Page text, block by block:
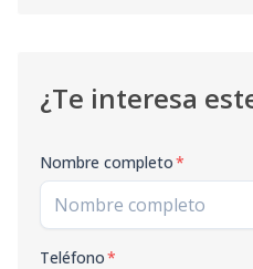
¿Te interesa
Nombre completo*
Teléfono*